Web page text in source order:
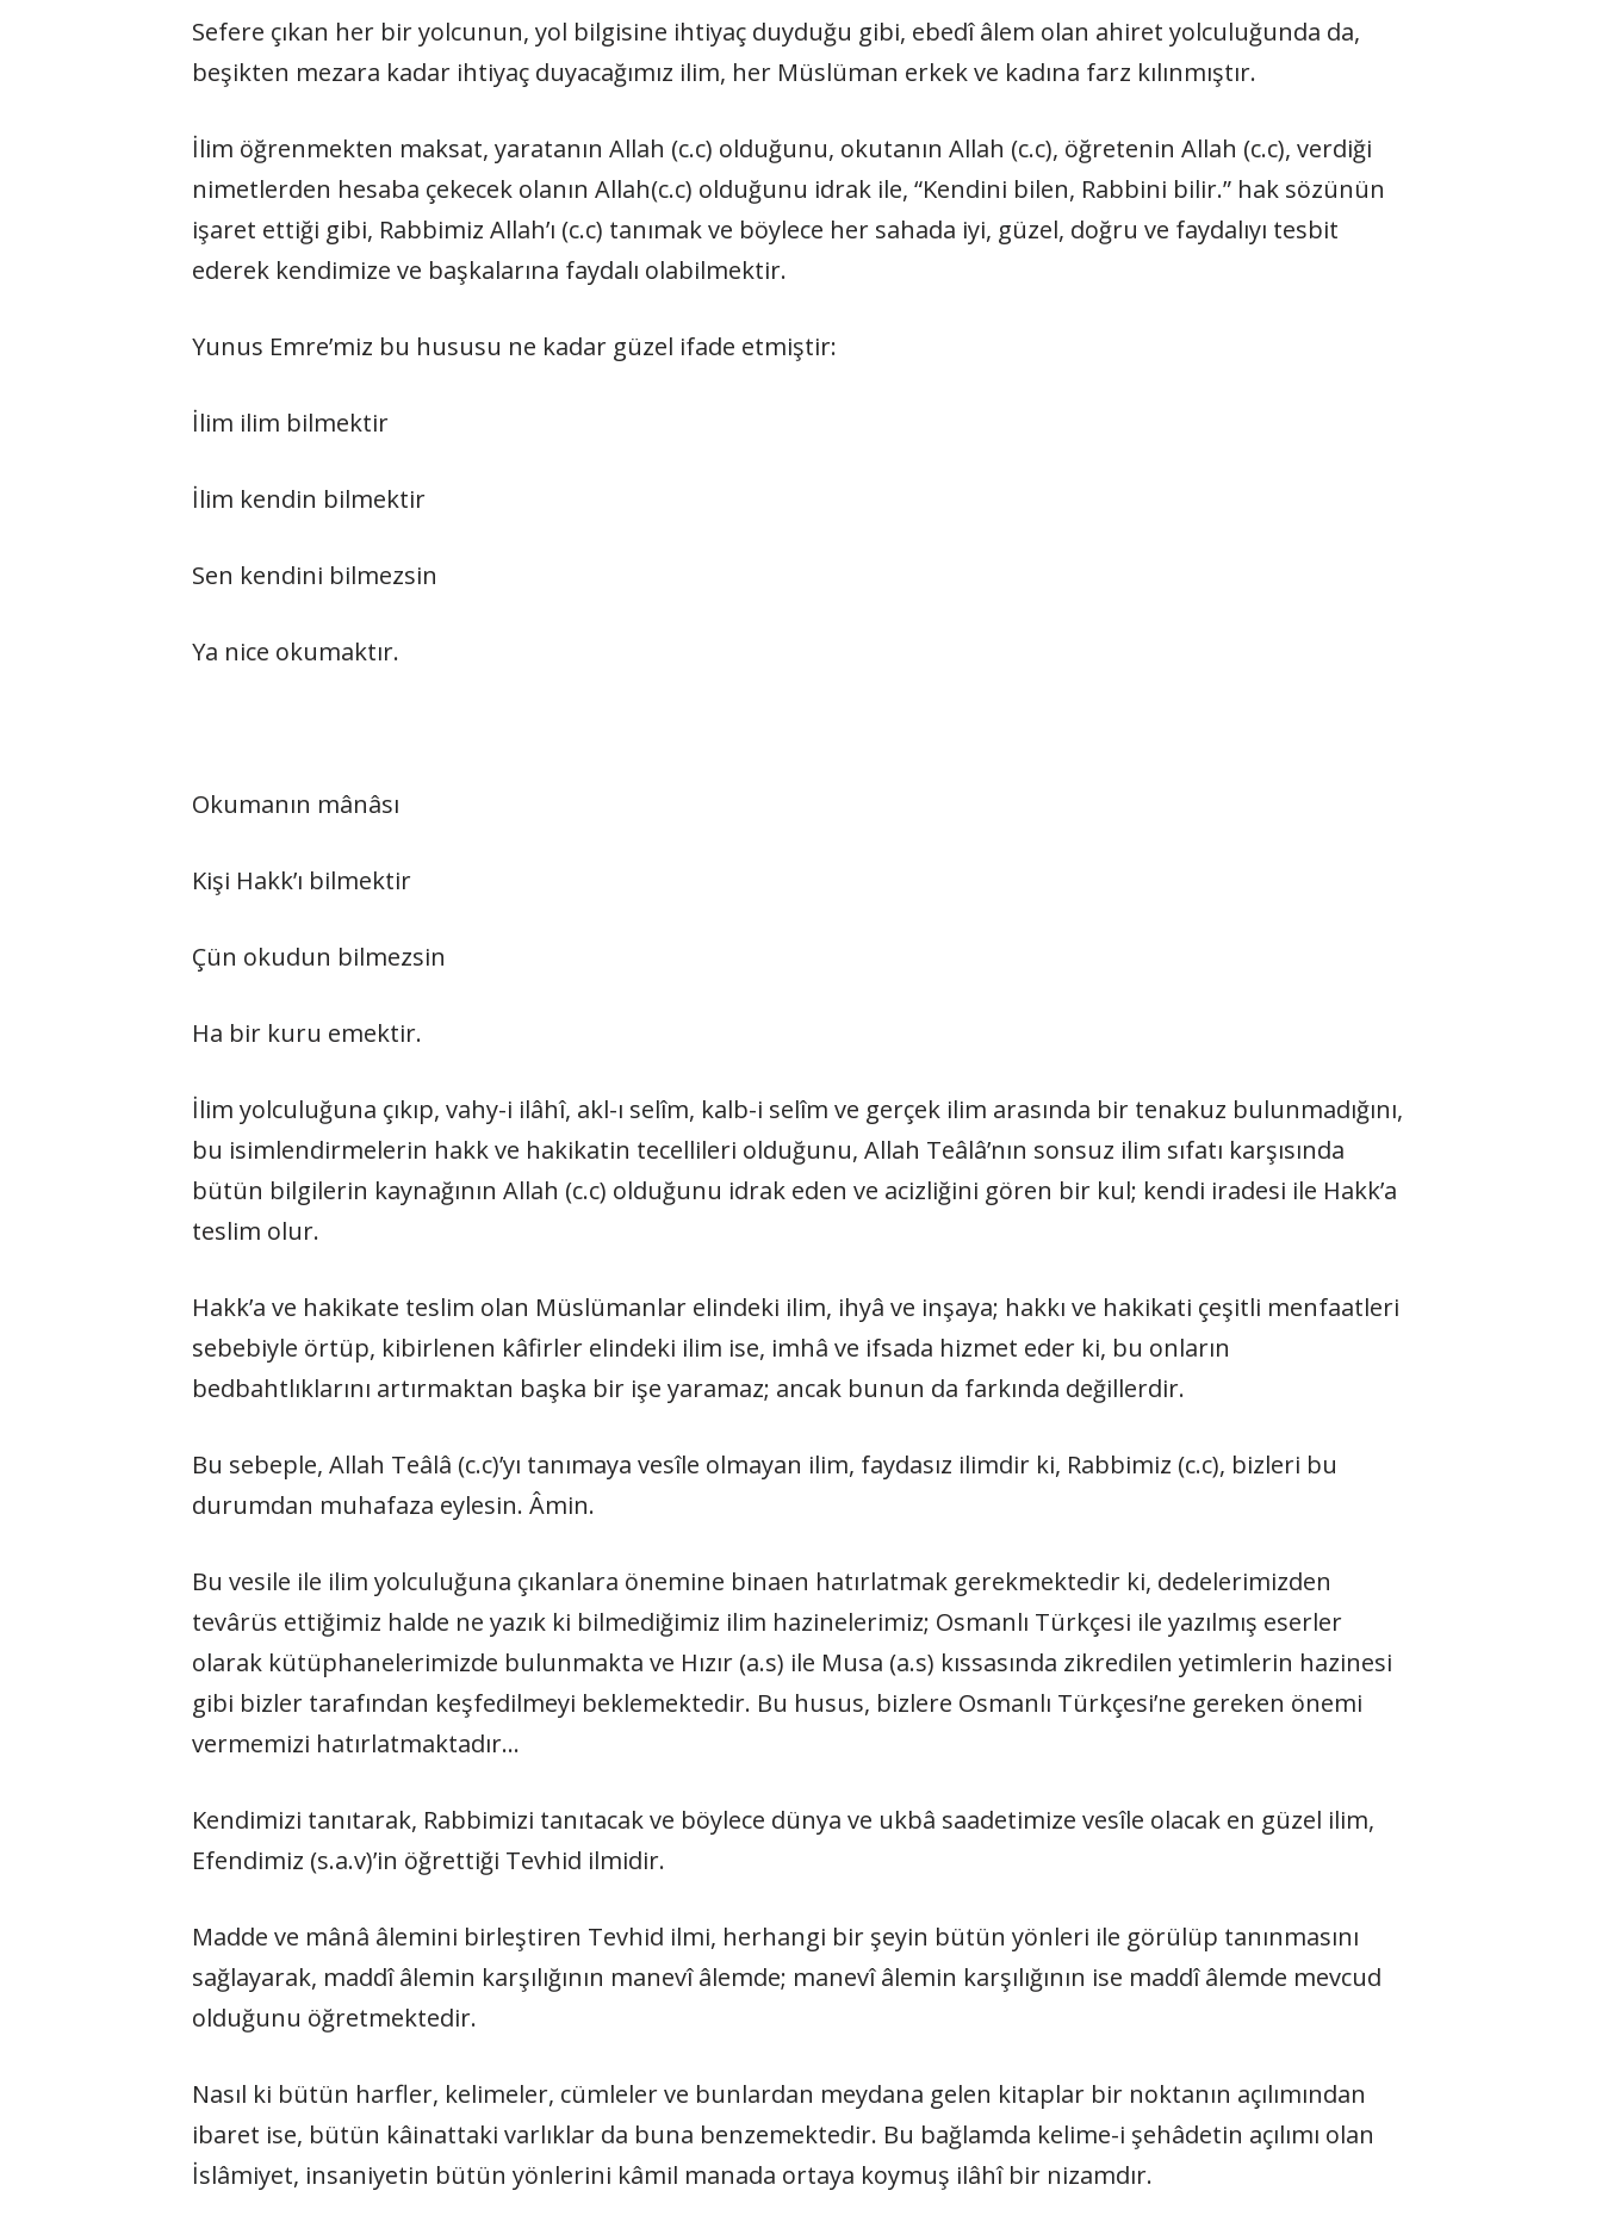
Sefere çıkan her bir yolcunun, yol bilgisine ihtiyaç duyduğu gibi, ebedî âlem olan ahiret yolculuğunda da,
beşikten mezara kadar ihtiyaç duyacağımız ilim, her Müslüman erkek ve kadına farz kılınmıştır.
İlim öğrenmekten maksat, yaratanın Allah (c.c) olduğunu, okutanın Allah (c.c), öğretenin Allah (c.c), verdiği
nimetlerden hesaba çekecek olanın Allah(c.c) olduğunu idrak ile, “Kendini bilen, Rabbini bilir.” hak sözünün
işaret ettiği gibi, Rabbimiz Allah’ı (c.c) tanımak ve böylece her sahada iyi, güzel, doğru ve faydalıyı tesbit
ederek kendimize ve başkalarına faydalı olabilmektir.
Yunus Emre’miz bu hususu ne kadar güzel ifade etmiştir:
İlim ilim bilmektir
İlim kendin bilmektir
Sen kendini bilmezsin
Ya nice okumaktır.
Okumanın mânâsı
Kişi Hakk’ı bilmektir
Çün okudun bilmezsin
Ha bir kuru emektir.
İlim yolculuğuna çıkıp, vahy-i ilâhî, akl-ı selîm, kalb-i selîm ve gerçek ilim arasında bir tenakuz bulunmadığını,
bu isimlendirmelerin hakk ve hakikatin tecellileri olduğunu, Allah Teâlâ’nın sonsuz ilim sıfatı karşısında
bütün bilgilerin kaynağının Allah (c.c) olduğunu idrak eden ve acizliğini gören bir kul; kendi iradesi ile Hakk’a
teslim olur.
Hakk’a ve hakikate teslim olan Müslümanlar elindeki ilim, ihyâ ve inşaya; hakkı ve hakikati çeşitli menfaatleri
sebebiyle örtüp, kibirlenen kâfirler elindeki ilim ise, imhâ ve ifsada hizmet eder ki, bu onların
bedbahtlıklarını artırmaktan başka bir işe yaramaz; ancak bunun da farkında değillerdir.
Bu sebeple, Allah Teâlâ (c.c)’yı tanımaya vesîle olmayan ilim, faydasız ilimdir ki, Rabbimiz (c.c), bizleri bu
durumdan muhafaza eylesin. Âmin.
Bu vesile ile ilim yolculuğuna çıkanlara önemine binaen hatırlatmak gerekmektedir ki, dedelerimizden
tevârüs ettiğimiz halde ne yazık ki bilmediğimiz ilim hazinelerimiz; Osmanlı Türkçesi ile yazılmış eserler
olarak kütüphanelerimizde bulunmakta ve Hızır (a.s) ile Musa (a.s) kıssasında zikredilen yetimlerin hazinesi
gibi bizler tarafından keşfedilmeyi beklemektedir. Bu husus, bizlere Osmanlı Türkçesi’ne gereken önemi
vermemizi hatırlatmaktadır…
Kendimizi tanıtarak, Rabbimizi tanıtacak ve böylece dünya ve ukbâ saadetimize vesîle olacak en güzel ilim,
Efendimiz (s.a.v)’in öğrettiği Tevhid ilmidir.
Madde ve mânâ âlemini birleştiren Tevhid ilmi, herhangi bir şeyin bütün yönleri ile görülüp tanınmasını
sağlayarak, maddî âlemin karşılığının manevî âlemde; manevî âlemin karşılığının ise maddî âlemde mevcud
olduğunu öğretmektedir.
Nasıl ki bütün harfler, kelimeler, cümleler ve bunlardan meydana gelen kitaplar bir noktanın açılımından
ibaret ise, bütün kâinattaki varlıklar da buna benzemektedir. Bu bağlamda kelime-i şehâdetin açılımı olan
İslâmiyet, insaniyetin bütün yönlerini kâmil manada ortaya koymuş ilâhî bir nizamdır.